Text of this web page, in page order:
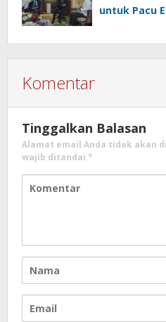
untuk Pacu
Komentar
Tinggalkan Balasan
Alamat email Anda tidak akan
wajib ditandai *